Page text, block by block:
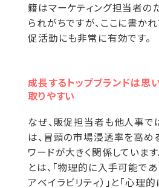
籍はマーケティング担当者の
られがちですが、ここに書か
促活動にも非常に有効です。
成長するトップブランドは思
取りやすい
なぜ、販促担当者も他人事で
は、冒頭の市場浸透率を高め
ワードが大きく関係していま
とは、「物理的に入手可能であ
アベイラビリティ）」と「心理